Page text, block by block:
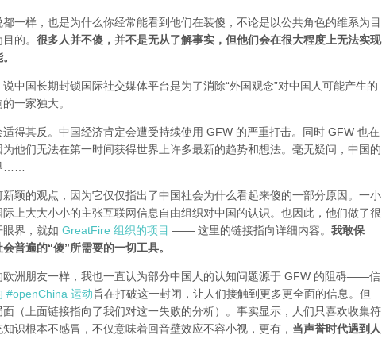
一样，也是为什么你经常能看到他们在装傻，不论是以公共角色的维系为目
的。 很多人并不傻，并不是无从了解事实，但他们会在很大程度上无法实现
说中国长期封锁国际社交媒体平台是为了消除“外国观念”对中国人可能产生的
一家独大。
得其反。中国经济肯定会遭受持续使用 GFW 的严重打击。同时 GFW 也在
他们无法在第一时间获得世界上许多最新的趋势和想法。毫无疑问，中国的
……
颖的观点，因为它仅仅指出了中国社会为什么看起来傻的一部分原因。一小
上大大小小的主张互联网信息自由组织对中国的认识。也因此，他们做了很
界，就如 GreatFire 组织的项目 —— 这里的链接指向详细内容。 我敢保
普遍的“傻”所需要的一切工具。
欧洲朋友一样，我也一直认为部分中国人的认知问题源于 GFW 的阻碍——信
#openChina 运动旨在打破这一封闭，让人们接触到更多更全面的信息。但
（ 上面链接指向了我们对这一失败的分析）。事实显示，人们只喜欢收集符
识根本不感冒，不仅意味着回音壁效应不容小视，更有， 当声誉时代遇到人